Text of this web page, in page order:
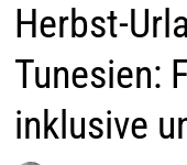
Herbst-
Tunesien:
inklusive